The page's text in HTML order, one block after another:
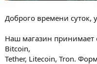
Доброго времени суток,
Наш магазин принимает
Bitcoin,
Tether, Litecoin, Tron.